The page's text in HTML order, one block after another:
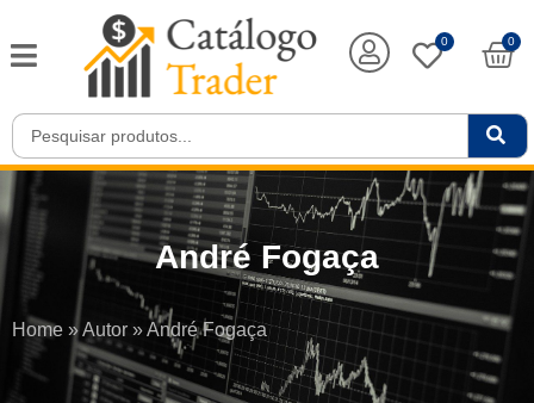
0 0
André Fogaça
Home »Autor »André Fogaça